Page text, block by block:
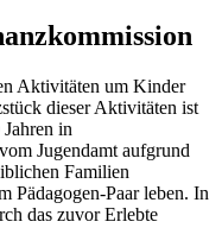
Aktivitäten um Kinder
dieser Aktivitäten ist
in
Jugendamt aufgrund
Familien
Pädagogen-Paar leben. In
das zuvor Erlebte